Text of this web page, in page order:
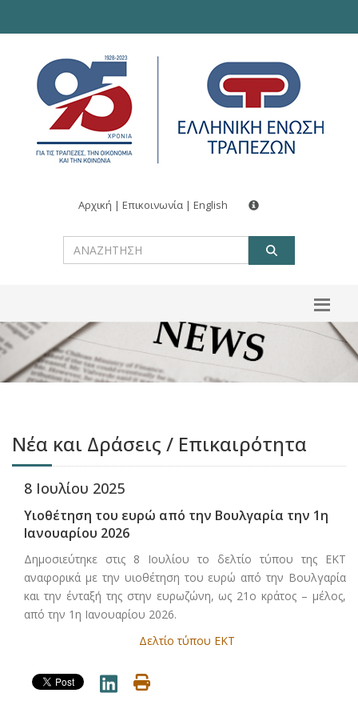
Αρχική | Επικοινωνία | English
Νέα και Δράσεις / Επικαιρότητα
8 Ιουλίου 2025
Υιοθέτηση του ευρώ από την Βουλγαρία την 1η
Ιανουαρίου 2026
Δημοσιεύτηκε στις 8 Ιουλίου το δελτίο τύπου της ΕΚΤ
αναφορικά με την υιοθέτηση του ευρώ από την Βουλγαρία
και την ένταξή της στην ευρωζώνη, ως 21ο κράτος – μέλος,
από την 1η Ιανουαρίου 2026.
Δελτίο τύπου ΕΚΤ